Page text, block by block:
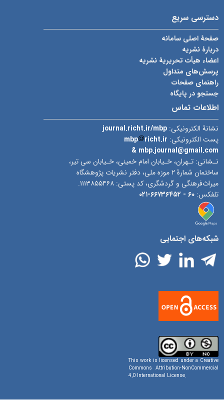
دسترسی سریع
صفحۀ اصلی سامانه
دربارۀ نشریه
اعضاء هیأت تحریریۀ نشریه
پرسش‌های متداول
راهنمای صفحات
جستجو در پایگاه
اطلاعات تماس
نشانۀ الکترونیکی:journal.richt.ir/mbp
پست الکترونیکی:
mbp
richt.ir
& mbp.journal@gmail.com
نـشانی: تـهران، خـیابان امام خمینی، خـیابان سی تیر،
ساختمان شمارۀ ۲ موزه ملی، دفتر نشریات پژوهشگاه
میراث‌فرهنگی و گردشگری، کد پستی: ۱۱۱۳۸۵۵۴۶۸.
تلفکس:۶۰ - ۶۶۷۳۶۴۵۲-۰۲۱
شبکه‌های اجتمایی
This work is licensed under aCreative
Commons Attribution-NonCommercial
4,0 International License